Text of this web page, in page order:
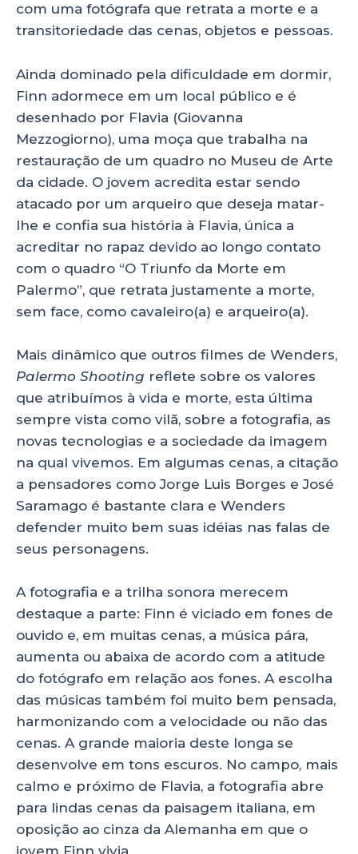
com uma fotógrafa que retrata a morte e a
transitoriedade das cenas, objetos e pessoas.
Ainda dominado pela dificuldade em dormir,
Finn adormece em um local público e é
desenhado por Flavia (Giovanna
Mezzogiorno), uma moça que trabalha na
restauração de um quadro no Museu de Arte
da cidade. O jovem acredita estar sendo
atacado por um arqueiro que deseja matar-
lhe e confia sua história à Flavia, única a
acreditar no rapaz devido ao longo contato
com o quadro “O Triunfo da Morte em
Palermo”, que retrata justamente a morte,
sem face, como cavaleiro(a) e arqueiro(a).
Mais dinâmico que outros filmes de Wenders,
Palermo Shooting reflete sobre os valores
que atribuímos à vida e morte, esta última
sempre vista como vilã, sobre a fotografia, as
novas tecnologias e a sociedade da imagem
na qual vivemos. Em algumas cenas, a citação
a pensadores como Jorge Luis Borges e José
Saramago é bastante clara e Wenders
defender muito bem suas idéias nas falas de
seus personagens.
A fotografia e a trilha sonora merecem
destaque a parte: Finn é viciado em fones de
ouvido e, em muitas cenas, a música pára,
aumenta ou abaixa de acordo com a atitude
do fotógrafo em relação aos fones. A escolha
das músicas também foi muito bem pensada,
harmonizando com a velocidade ou não das
cenas. A grande maioria deste longa se
desenvolve em tons escuros. No campo, mais
calmo e próximo de Flavia, a fotografia abre
para lindas cenas da paisagem italiana, em
oposição ao cinza da Alemanha em que o
jovem Finn vivia.